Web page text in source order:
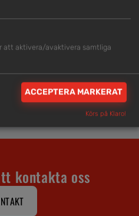
AVVÄGNINGSINSTRUMENT
7 … 16 17 18 →
kontakta oss
att aktivera/avaktivera samtliga
ACCEPTERA MARKERAT
Körs på Klaro!